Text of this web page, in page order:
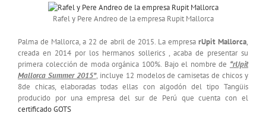
Rafel y Pere Andreo de la empresa Rupit Mallorca
Palma de Mallorca, a 22 de abril de 2015. La empresarUpit Mallorca,
creada en 2014 por los hermanos sollerics , acaba de presentar su
primera colección de moda orgánica 100%. Bajo el nombre de “rUpit
Mallorca Summer 2015”, incluye 12 modelos de camisetas de chicos y
8de chicas, elaboradas todas ellas con algodón del tipo Tangüis
producido por una empresa del sur de Perú que cuenta con el
certificado GOTS